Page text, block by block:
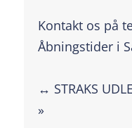
Kontakt os på
Åbningstider i
↔️ STRAKS
»